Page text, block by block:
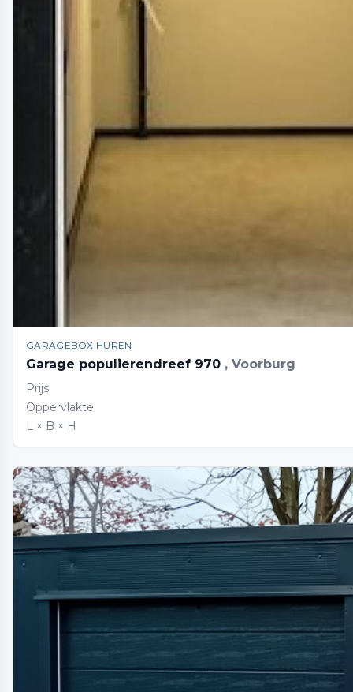
GARAGEBOX HUREN
Garage populierendreef 970 , Voorburg
Prijs
Oppervlakte
L × B × H